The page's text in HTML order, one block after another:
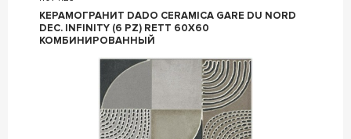
КЕРАМОГРАНИТ DADO CERAMICA GARE DU NORD
DEC. INFINITY (6 PZ) RETT 60X60
КОМБИНИРОВАННЫЙ